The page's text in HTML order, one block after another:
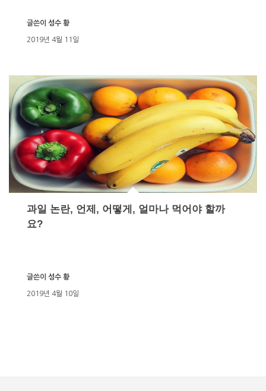
2019년 4월 11일
글쓴이 성수 황
과일 논란, 언제, 어떻게, 얼마나 먹어야 할까
요?
2019년 4월 10일
글쓴이 성수 황